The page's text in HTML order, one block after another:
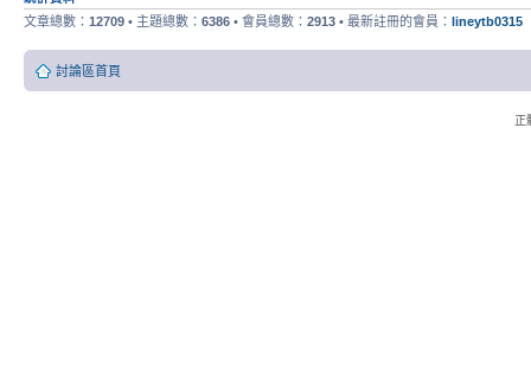
文章總數： 12709 • 主題總數： 6386 • 會員總數： 2913 • 最新註冊的會員： lineytb0315
討論區首頁
正